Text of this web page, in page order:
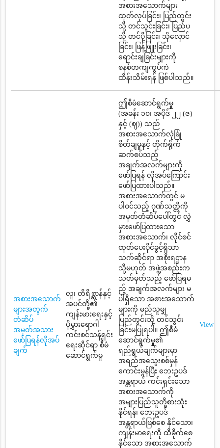
အစားအသောက်များ
ထုတ်လုပ်ခြင်း၊ ပြည်တွင်း
သို့ တင်သွင်းခြင်း၊ ပြည်ပ
သို့ တင်ပို့ခြင်း၊ သိုလှောင်
ခြင်း၊ ဖြန့်ဖြူးခြင်း၊
ရောင်းချခြင်းများကို
စနစ်တကျကွပ်ကဲ
ထိန်းသိမ်းရန် ဖြစ်ပါသည်။
အစားအသောက်
များအတွက်
တံဆိပ်
အမှတ်အသား
ဖော်ပြရန်လိုအပ်
ချက်
လူ၊ တိရိစ္ဆာန်နှင့်
အပင်တို့၏
ကျန်းမားရေးနှင့်
ပိုမွှားရောဂါ
ကင်းစင်သန့်ရှင်း
ရေးဆိုင်ရာ စီမံ
ဆောင်ရွက်မှု
ဤစီမံဆောင်ရွက်မှု
(အခန်း ၁၀၊ အပိုဒ် ၂၂ (ဇ)
နှင့် (ဈ)) သည်
အစားအသောက်လုံခြုံ
စိတ်ချမှုနှင့် တိုက်ရိုက်
ဆက်စပ်သည့်
အချက်အလက်များကို
ဖော်ပြရန် လိုအပ်ကြောင်း
ဖော်ပြထားပါသည်။
အစားအသောက်တွင် မ
ပါဝင်သည့် ဂုဏ်သတ္တိကို
အမှတ်တံဆိပ်ပေါ်တွင် လွှဲ
မှားဖော်ပြထားသော
အစားအသောက်၊ လိုင်စင်
ထုတ်ပေးပိုင်ခွင့်ရှိသာ
သက်ဆိုင်ရာ အစိုးရဌာန
သို့မဟုတ် အဖွဲ့အစည်းက
သတ်မှတ်သည့် ဖော်ပြရမ
ည့် အချက်အလက်များ မ
ပါရှိသော အစားအသောက်
များကို မည်သူမျှ
ပြည်တွင်းသို့ တင်သွင်း
ခြင်းမပြုရပါ။ ဤစီမံ
ဆောင်ရွက်မှု၏
ရည်ရွယ်ချက်များမှာ
အရည်အသွေးစစ်မှန်
ကောင်းမွန်ပြီး ဘေးဥပဒ်
အန္တရာယ် ကင်းရှင်းသော
အစားအသောက်ကို
အများပြည်သူတို့စားသုံး
နိုင်ရန်၊ ဘေးဥပဒ်
အန္တရာယ်ဖြစ်စေ နိုင်သော၊
ကျန်းမာရေးကို ထိခိုက်စေ
နိုင်သော အစားအသောက်
View